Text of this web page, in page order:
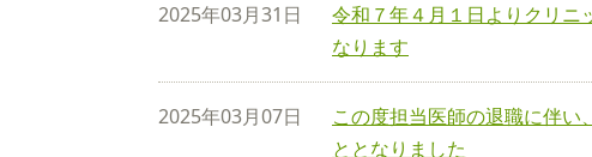
令和７年４月１日よりクリニ
なります
2025年03月31日
この度担当医師の退職に伴い
ととなりました
2025年03月07日